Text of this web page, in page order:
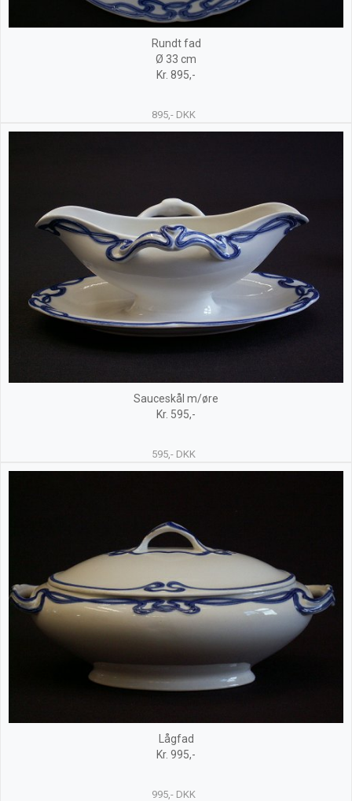
Rundt fad
Ø 33 cm
Kr. 895,-
895,- DKK
Sauceskål m/øre
Kr. 595,-
595,- DKK
Lågfad
Kr. 995,-
995,- DKK